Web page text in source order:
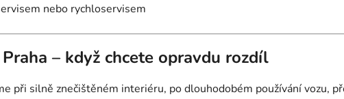
nebo rychloservisem
– když chcete opravdu rozdíl
při silně znečištěném interiéru, po dlouhodobém používání vozu,